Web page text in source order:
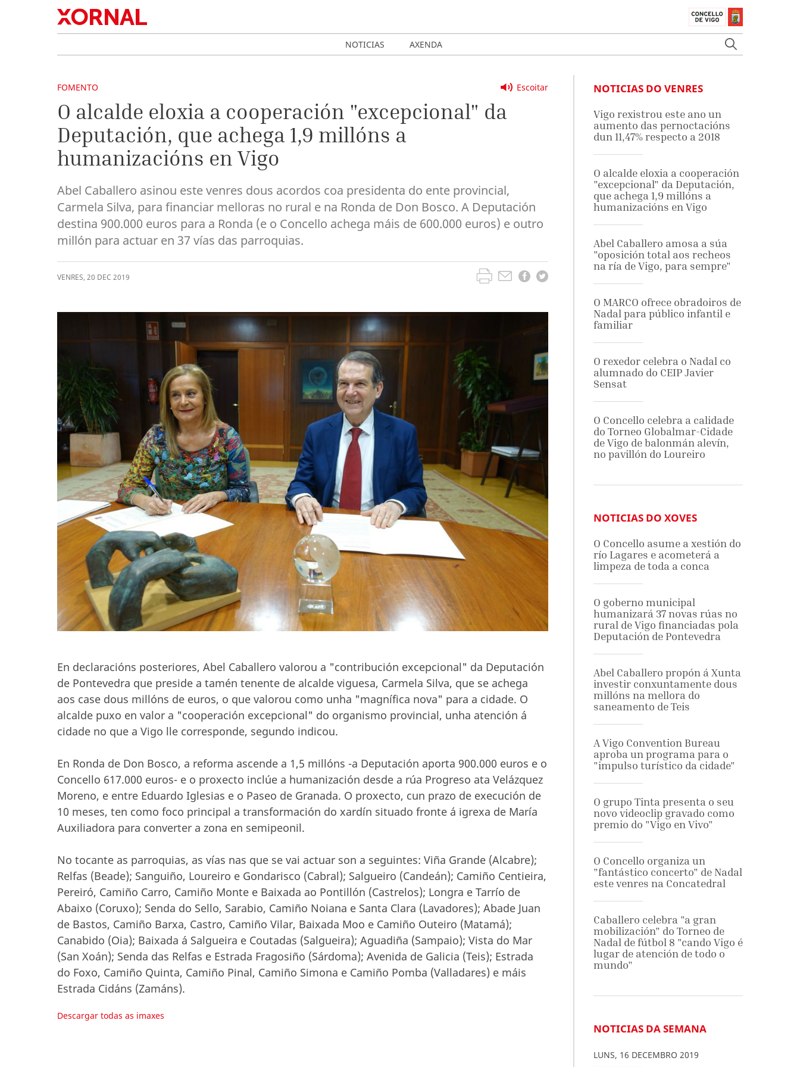
NOTICIAS AXENDA
Escoitar
FOMENTO
O alcalde eloxia a cooperación "excepcional" da
Deputación, que achega 1,9 millóns a
humanizacións en Vigo
Abel Caballero asinou este venres dous acordos coa presidenta do ente provincial,
Carmela Silva, para financiar melloras no rural e na Ronda de Don Bosco. A Deputación
destina 900.000 euros para a Ronda (e o Concello achega máis de 600.000 euros) e outro
millón para actuar en 37 vías das parroquias.
VENRES, 20 DEC 2019
En declaracións posteriores, Abel Caballero valorou a "contribución excepcional" da Deputación
de Pontevedra que preside a tamén tenente de alcalde viguesa, Carmela Silva, que se achega
aos case dous millóns de euros, o que valorou como unha "magnífica nova" para a cidade. O
alcalde puxo en valor a "cooperación excepcional" do organismo provincial, unha atención á
cidade no que a Vigo lle corresponde, segundo indicou.
En Ronda de Don Bosco, a reforma ascende a 1,5 millóns -a Deputación aporta 900.000 euros e o
Concello 617.000 euros- e o proxecto inclúe a humanización desde a rúa Progreso ata Velázquez
Moreno, e entre Eduardo Iglesias e o Paseo de Granada. O proxecto, cun prazo de execución de
10 meses, ten como foco principal a transformación do xardín situado fronte á igrexa de María
Auxiliadora para converter a zona en semipeonil.
No tocante as parroquias, as vías nas que se vai actuar son a seguintes: Viña Grande (Alcabre);
Relfas (Beade); Sanguiño, Loureiro e Gondarisco (Cabral); Salgueiro (Candeán); Camiño Centieira,
Pereiró, Camiño Carro, Camiño Monte e Baixada ao Pontillón (Castrelos); Longra e Tarrío de
Abaixo (Coruxo); Senda do Sello, Sarabio, Camiño Noiana e Santa Clara (Lavadores); Abade Juan
de Bastos, Camiño Barxa, Castro, Camiño Vilar, Baixada Moo e Camiño Outeiro (Matamá);
Canabido (Oia); Baixada á Salgueira e Coutadas (Salgueira); Aguadiña (Sampaio); Vista do Mar
(San Xoán); Senda das Relfas e Estrada Fragosiño (Sárdoma); Avenida de Galicia (Teis); Estrada
do Foxo, Camiño Quinta, Camiño Pinal, Camiño Simona e Camiño Pomba (Valladares) e máis
Estrada Cidáns (Zamáns).
Descargar todas as imaxes
NOTICIAS DO VENRES
Vigo rexistrou este ano un
aumento das pernoctacións
dun 11,47% respecto a 2018
O alcalde eloxia a cooperación
"excepcional" da Deputación,
que achega 1,9 millóns a
humanizacións en Vigo
Abel Caballero amosa a súa
"oposición total aos recheos
na ría de Vigo, para sempre"
O MARCO ofrece obradoiros de
Nadal para público infantil e
familiar
O rexedor celebra o Nadal co
alumnado do CEIP Javier
Sensat
O Concello celebra a calidade
do Torneo Globalmar-Cidade
de Vigo de balonmán alevín,
no pavillón do Loureiro
NOTICIAS DO XOVES
O Concello asume a xestión do
río Lagares e acometerá a
limpeza de toda a conca
O goberno municipal
humanizará 37 novas rúas no
rural de Vigo financiadas pola
Deputación de Pontevedra
Abel Caballero propón á Xunta
investir conxuntamente dous
millóns na mellora do
saneamento de Teis
A Vigo Convention Bureau
aproba un programa para o
"impulso turístico da cidade"
O grupo Tinta presenta o seu
novo videoclip gravado como
premio do "Vigo en Vivo"
O Concello organiza un
"fantástico concerto" de Nadal
este venres na Concatedral
Caballero celebra "a gran
mobilización" do Torneo de
Nadal de fútbol 8 "cando Vigo é
lugar de atención de todo o
mundo"
NOTICIAS DA SEMANA
LUNS, 16 DECEMBRO 2019